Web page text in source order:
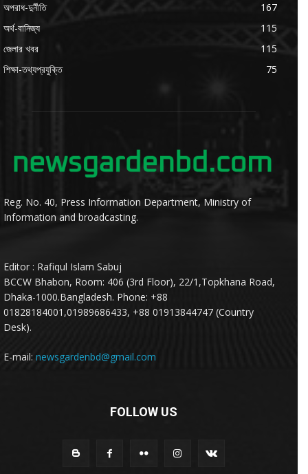
অপরাধ-দুর্নীতি
167
অর্থ-বানিজ্য
115
জেলার খবর
115
শিক্ষা-তথ্যপ্রযুক্তি
75
Reg. No. 40, Press Information Department, Ministry of
Information and broadcasting.
Editor : Rafiqul Islam Sabuj
BCCW Bhabon, Room: 406 (3rd Floor), 22/1,Topkhana Road,
Dhaka-1000.Bangladesh. Phone: +88
01828184001,01989686433, +88 01913844747 (Country
Desk).
E-mail: newsgardenbd@gmail.com
FOLLOW US